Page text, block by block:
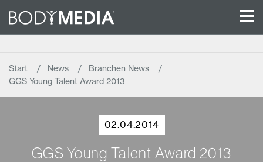
Start News
Branchen News
GGS Young Talent Award 2013
02.04.2014
GGS Young Talent Award 2013